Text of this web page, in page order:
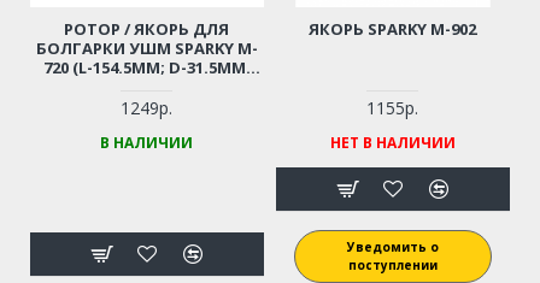
РОТОР / ЯКОРЬ ДЛЯ
БОЛГАРКИ УШМ SPARKY M-
720 (L-154.5ММ; D-31.5ММ;
1249р.
В НАЛИЧИИ
ЯКОРЬ SPARKY M-902
1155р.
НЕТ В НАЛИЧИИ
Уведомить о
поступлении